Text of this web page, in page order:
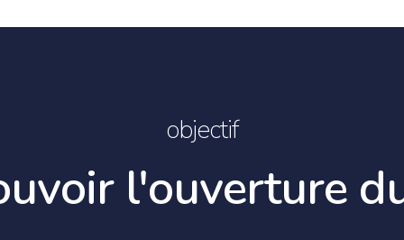
objectif
l'ouverture